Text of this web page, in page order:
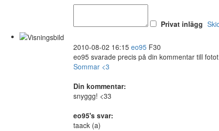
Privat inlägg
2010-08-02 16:15 eo95 F30
eo95 svarade precis på din kommentar till
Sommar <3
Din kommentar:
snyggg! <33
eo95's svar:
taack (a)